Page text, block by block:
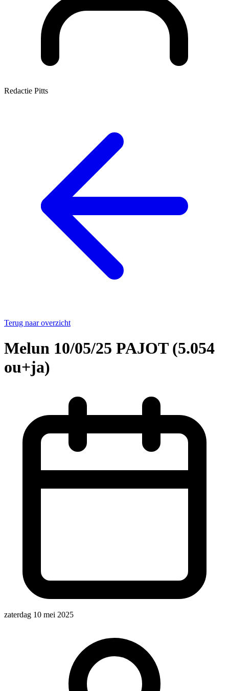
Redactie Pitts
Terug naar overzicht
Melun 10/05/25 PAJOT (5.054
ou+ja)
zaterdag 10 mei 2025